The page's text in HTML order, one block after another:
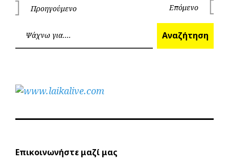
Πλοήγηση
άρθρων
Προηγούμενο Επόμενο
Αναζήτηση
Επικοινωνήστε μαζί μας